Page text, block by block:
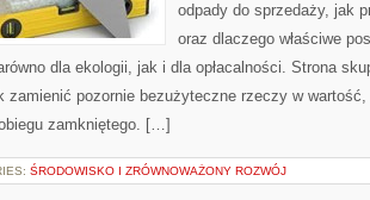
odpady do sprzedaży, jak
oraz dlaczego właściwe
dla ekologii, jak i dla opłacalności. Strona
zamienić pozornie bezużyteczne rzeczy w
zamkniętego. […]
ŚRODOWISKO I ZRÓWNOWAŻONY ROZWÓJ